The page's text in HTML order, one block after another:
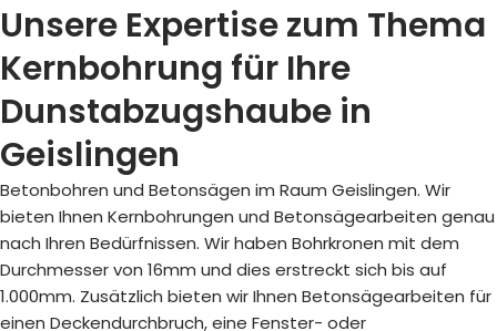
Unsere Expertise zum Thema
Kernbohrung für Ihre
Dunstabzugshaube in
Geislingen
Betonbohren und Betonsägen im Raum Geislingen. Wir
bieten Ihnen Kernbohrungen und Betonsägearbeiten genau
nach Ihren Bedürfnissen. Wir haben Bohrkronen mit dem
Durchmesser von 16mm und dies erstreckt sich bis auf
1.000mm. Zusätzlich bieten wir Ihnen Betonsägearbeiten für
einen Deckendurchbruch, eine Fenster- oder